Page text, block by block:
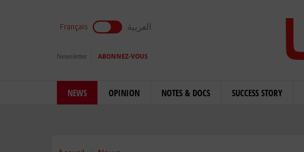
Français العربية
Newsletter ABONNEZ-VOUS
NEWS OPINION NOTES & DOCS SUCCESS STORY